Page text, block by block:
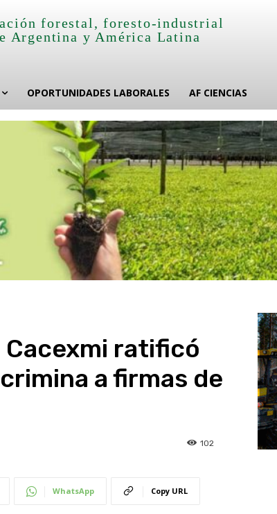
forestal, foresto-industrial
Argentina y América Latina
OPORTUNIDADES LABORALES AF CIENCIAS
Cacexmi ratificó
a firmas de
102
WhatsApp Copy URL